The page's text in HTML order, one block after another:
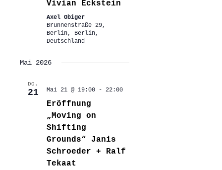
Vivian Eckstein
Axel Obiger
Brunnenstraße 29,
Berlin, Berlin,
Deutschland
Mai 2026
DO.
21 Mai 21 @ 19:00- 22:00
Eröffnung
„Moving on
Shifting
Grounds“ Janis
Schroeder + Ralf
Tekaat